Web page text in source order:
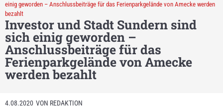
einig geworden – Anschlussbeiträge für das Ferienparkgelände von Amecke werden
bezahlt
Investor und Stadt Sundern sind
sich einig geworden –
Anschlussbeiträge für das
Ferienparkgelände von Amecke
werden bezahlt
4.08.2020 VON REDAKTION